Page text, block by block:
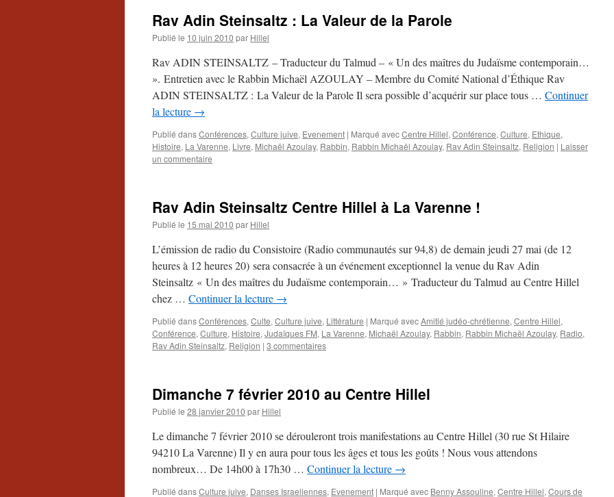
Rav Adin Steinsaltz : La Valeur de la Parole
Publié le 10 juin 2010 par Hillel
Rav ADIN STEINSALTZ – Traducteur du Talmud – « Un des maîtres du Judaïsme contemporain…
». Entretien avec le Rabbin Michaël AZOULAY – Membre du Comité National d’Éthique Rav
ADIN STEINSALTZ : La Valeur de la Parole Il sera possible d’acquérir sur place tous … Continuer
la lecture →
Publié dansConférences, Culture juive, Evenement | Marqué avecCentre Hillel, Conférence, Culture, Ethique,
Histoire, La Varenne, Livre, Michaël Azoulay, Rabbin, Rabbin Michaël Azoulay, Rav Adin Steinsaltz, Religion | Laisser
un commentaire
Rav Adin Steinsaltz Centre Hillel à La Varenne !
Publié le 15 mai 2010 par Hillel
L’émission de radio du Consistoire (Radio communautés sur 94,8) de demain jeudi 27 mai (de 12
heures à 12 heures 20) sera consacrée à un événement exceptionnel la venue du Rav Adin
Steinsaltz « Un des maîtres du Judaïsme contemporain… » Traducteur du Talmud au Centre Hillel
chez … Continuer la lecture →
Publié dansConférences, Culte, Culture juive, Littérature | Marqué avecAmitié judéo-chrétienne, Centre Hillel,
Conférence, Culture, Histoire, Judaïques FM, La Varenne, Michaël Azoulay, Rabbin, Rabbin Michaël Azoulay, Radio,
Rav Adin Steinsaltz, Religion | 3 commentaires
Dimanche 7 février 2010 au Centre Hillel
Publié le 28 janvier 2010 par Hillel
Le dimanche 7 février 2010 se dérouleront trois manifestations au Centre Hillel (30 rue St Hilaire
94210 La Varenne) Il y en aura pour tous les âges et tous les goûts ! Nous vous attendons
nombreux… De 14h00 à 17h30 … Continuer la lecture →
Publié dansCulture juive, Danses Israeliennes, Evenement | Marqué avec Benny Assouline, Centre Hillel, Cours de